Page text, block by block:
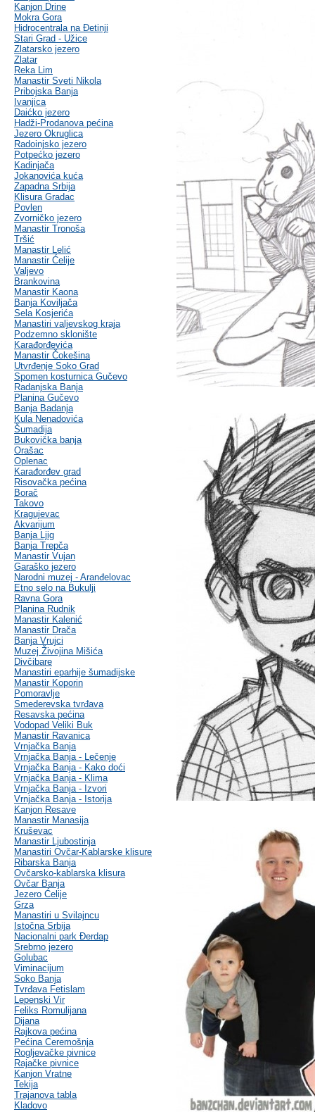
Kanjon Drine
Mokra Gora
Hidrocentrala na Đetinji
Stari Grad - Užice
Zlatarsko jezero
Zlatar
Reka Lim
Manastir Sveti Nikola
Pribojska Banja
Ivanjica
Daićko jezero
Hadži-Prodanova pećina
Jezero Okruglica
Radoinjsko jezero
Potpećko jezero
Kadinjača
Jokanovića kuća
Zapadna Srbija
Klisura Gradac
Povlen
Zvorničko jezero
Manastir Tronoša
Tršić
Manastir Lelić
Manastir Ćelije
Valjevo
Brankovina
Manastir Kaona
Banja Koviljača
Sela Kosjerića
Manastiri valjevskog kraja
Podzemno sklonište
Karađorđevića
Manastir Čokešina
Utvrđenje Soko Grad
Spomen kosturnica Gučevo
Radanjska Banja
Planina Gučevo
Banja Badanja
Kula Nenadovića
Šumadija
Bukovička banja
Orašac
Oplenac
Karađorđev grad
Risovačka pećina
Borač
Takovo
Kragujevac
Akvarijum
Banja Ljig
Banja Trepča
Manastir Vujan
Garaško jezero
Narodni muzej - Aranđelovac
Etno selo na Bukulji
Ravna Gora
Planina Rudnik
Manastir Kalenić
Manastir Drača
Banja Vrujci
Muzej Živojina Mišića
Divčibare
Manastiri eparhije šumadijske
Manastir Koporin
Pomoravlje
Smederevska tvrđava
Resavska pećina
Vodopad Veliki Buk
Manastir Ravanica
Vrnjačka Banja
Vrnjačka Banja - Lečenje
Vrnjačka Banja - Kako doći
Vrnjačka Banja - Klima
Vrnjačka Banja - Izvori
Vrnjačka Banja - Istorija
Kanjon Resave
Manastir Manasija
Kruševac
Manastir Ljubostinja
Manastiri Ovčar-Kablarske klisure
Ribarska Banja
Ovčarsko-kablarska klisura
Ovčar Banja
Jezero Ćelije
Grza
Manastiri u Svilajncu
Istočna Srbija
Nacionalni park Đerdap
Srebrno jezero
Golubac
Viminacijum
Soko Banja
Tvrđava Fetislam
Lepenski Vir
Feliks Romulijana
Dijana
Rajkova pećina
Pećina Ceremošnja
Rogljevačke pivnice
Rajačke pivnice
Kanjon Vratne
Tekija
Trajanova tabla
Kladovo